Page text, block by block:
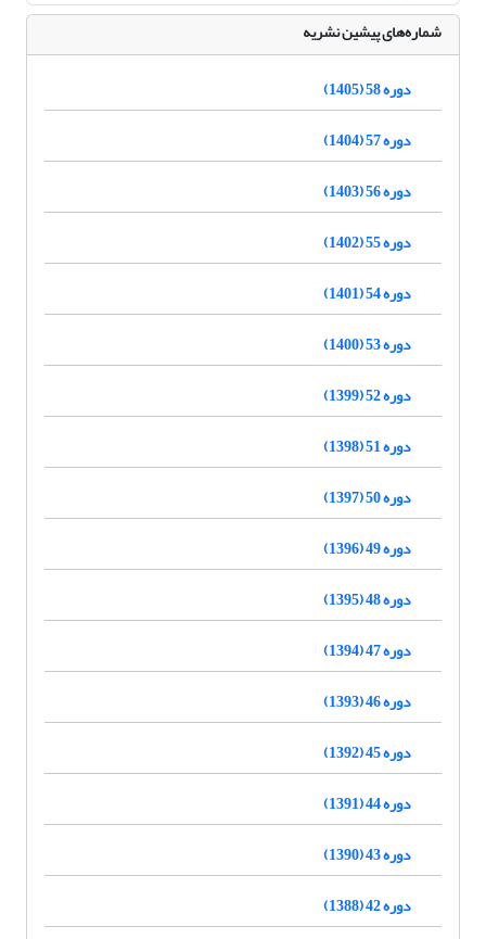
شماره‌های پیشین نشریه
دوره 58 (1405)
دوره 57 (1404)
دوره 56 (1403)
دوره 55 (1402)
دوره 54 (1401)
دوره 53 (1400)
دوره 52 (1399)
دوره 51 (1398)
دوره 50 (1397)
دوره 49 (1396)
دوره 48 (1395)
دوره 47 (1394)
دوره 46 (1393)
دوره 45 (1392)
دوره 44 (1391)
دوره 43 (1390)
دوره 42 (1388)